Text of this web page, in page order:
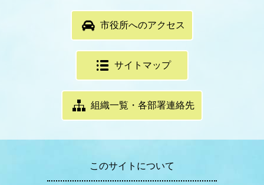
市役所へのアクセス
サイトマップ
組織一覧・各部署連絡先
このサイトについて